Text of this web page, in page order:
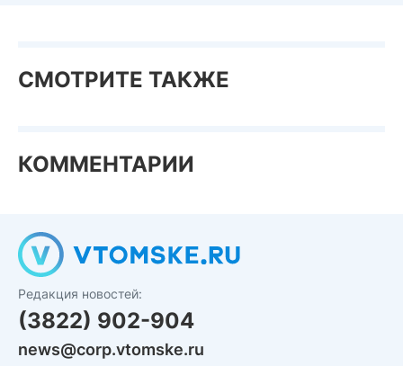
СМОТРИТЕ ТАКЖЕ
КОММЕНТАРИИ
Редакция новостей:
(3822) 902-904
news@corp.vtomske.ru